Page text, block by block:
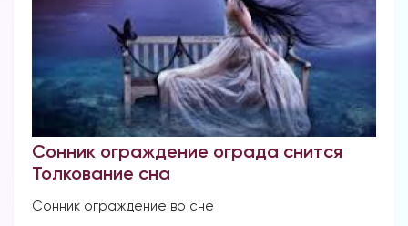
Сонник ограждение ограда снится
Толкование сна
Сонник ограждение во сне